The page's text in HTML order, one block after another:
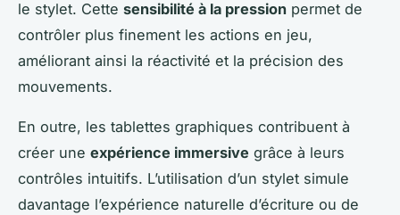
le stylet. Cette sensibilité à la pression permet de
contrôler plus finement les actions en jeu,
améliorant ainsi la réactivité et la précision des
mouvements.
En outre, les tablettes graphiques contribuent à
créer une expérience immersive grâce à leurs
contrôles intuitifs. L’utilisation d’un stylet simule
davantage l’expérience naturelle d’écriture ou de